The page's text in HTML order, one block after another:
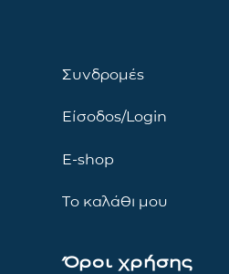
Συνδρομές
Είσοδος/Login
E-shop
Το καλάθι μου
Όροι χρήσης